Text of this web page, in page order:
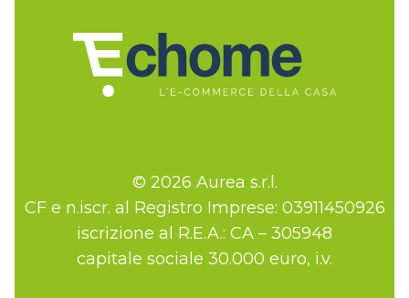
© 2026 Aurea s.r.l.
CF e n.iscr. al Registro Imprese: 03911450926
iscrizione al R.E.A.: CA – 305948
capitale sociale 30.000 euro, i.v.